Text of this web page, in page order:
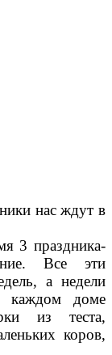
нас ждут в
3 праздника-
Все эти
а недели
каждом доме
из теста,
коров,